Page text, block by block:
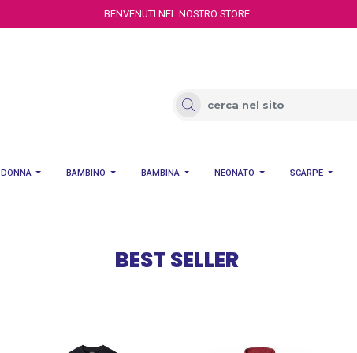
BENVENUTI NEL NOSTRO STORE
DONNA BAMBINO BAMBINA NEONATO SCARPE
NAPAPIJRI
VEDI TUTTI I PRODOTTI
BEST SELLER